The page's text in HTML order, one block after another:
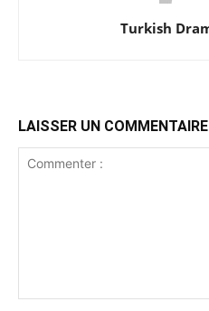
LAISSER UN COMMENTAIRE